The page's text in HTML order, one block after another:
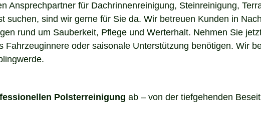
Ansprechpartner für Dachrinnenreinigung, Steinreinigung,
suchen, sind wir gerne für Sie da. Wir betreuen Kunden in
rund um Sauberkeit, Pflege und Werterhalt. Nehmen Sie
oder saisonale Unterstützung benötigen. Wir
Polsterreinigung ab – von der tiefgehenden